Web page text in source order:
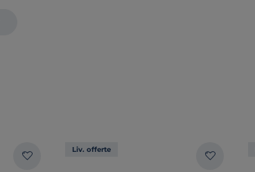
Liv. offerte